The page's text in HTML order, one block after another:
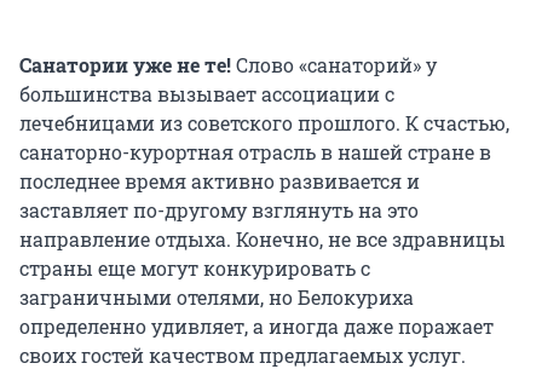
Санатории уже не те!Слово «санаторий» у
большинства вызывает ассоциации с
лечебницами из советского прошлого. К счастью,
санаторно-курортная отрасль в нашей стране в
последнее время активно развивается и
заставляет по-другому взглянуть на это
направление отдыха. Конечно, не все здравницы
страны еще могут конкурировать с
заграничными отелями, но Белокуриха
определенно удивляет, а иногда даже поражает
своих гостей качеством предлагаемых услуг.